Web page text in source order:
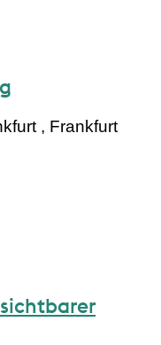
, Frankfurt